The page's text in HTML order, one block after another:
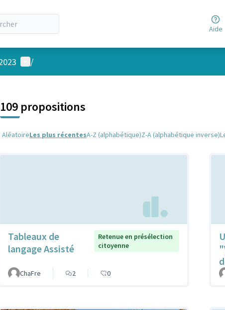
Aide
Menu utilisateur
/
109 propositions
AléatoireLes plus récentesA-Z (alphabétique)Z-A (alphabétique inverse)
Tableaux de
langage Assisté
Retenue en présélection
citoyenne
ChaFre 2 0